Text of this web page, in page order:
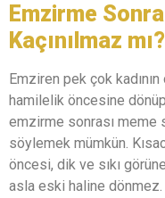
Emzirme
Kaçınılmaz mı?
Emziren pek çok
hamilelik öncesine
emzirme sonrası meme
söylemek mümkün.
öncesi, dik ve sıkı
asla eski haline